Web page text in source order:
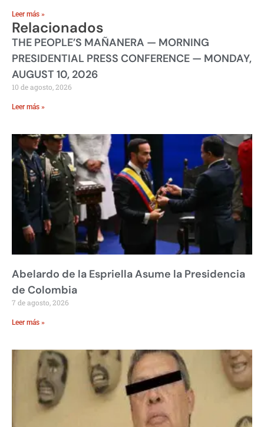
Leer más »
Relacionados
THE PEOPLE’S MAÑANERA — MORNING
PRESIDENTIAL PRESS CONFERENCE — MONDAY,
AUGUST 10, 2026
10 de agosto, 2026
Leer más »
Abelardo de la Espriella Asume la Presidencia
de Colombia
7 de agosto, 2026
Leer más »